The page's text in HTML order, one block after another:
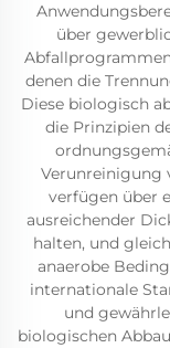
über
denen die
Diese biologisch
die Prinzipien
Verunreinigung
verfügen über
ausreichender
halten, und
anaerobe
internationale
und
biologischen